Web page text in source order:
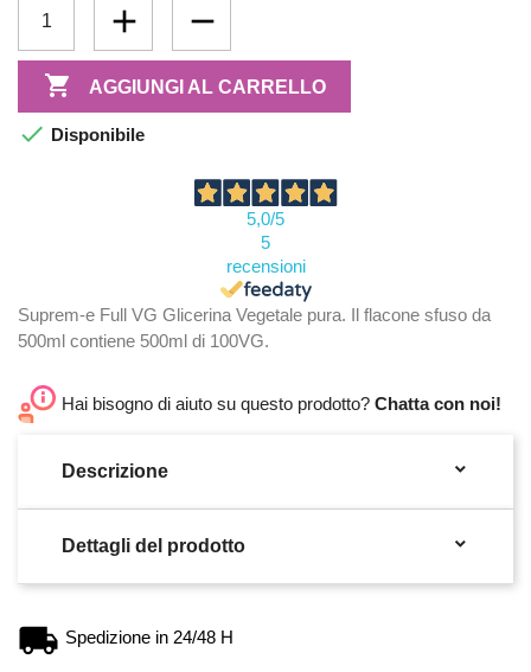
 AGGIUNGI AL CARRELLO
 Disponibile
5,0/5
5
recensioni
Suprem-e Full VG Glicerina Vegetale pura. Il flacone sfuso da
500ml contiene 500ml di 100VG.
Hai bisogno di aiuto su questo prodotto? Chatta con noi!
Descrizione 
Dettagli del prodotto 
Spedizione in 24/48 H